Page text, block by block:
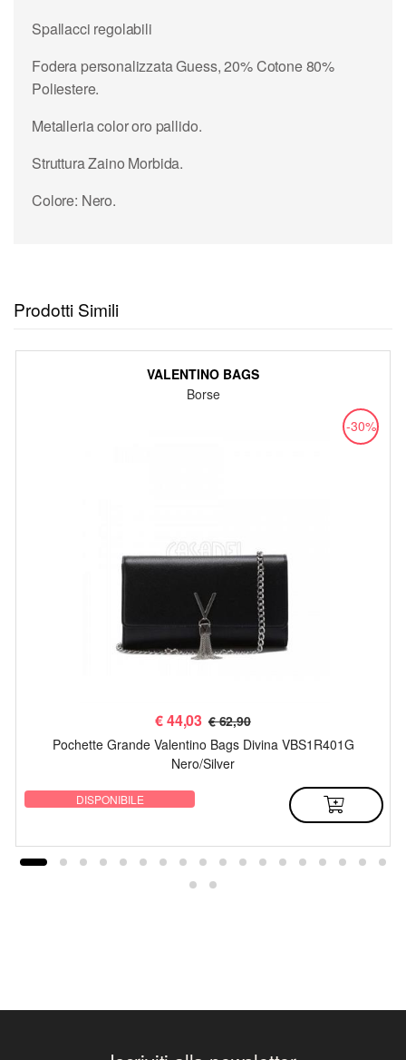
Spallacci regolabili
Fodera personalizzata Guess, 20% Cotone 80%
Poliestere.
Metalleria color oro pallido.
Struttura Zaino Morbida.
Colore: Nero.
Prodotti Simili
VALENTINO BAGS
Borse
-30%
€44,03 € 62,90
Pochette Grande Valentino Bags Divina VBS1R401G
Nero/Silver
DISPONIBILE